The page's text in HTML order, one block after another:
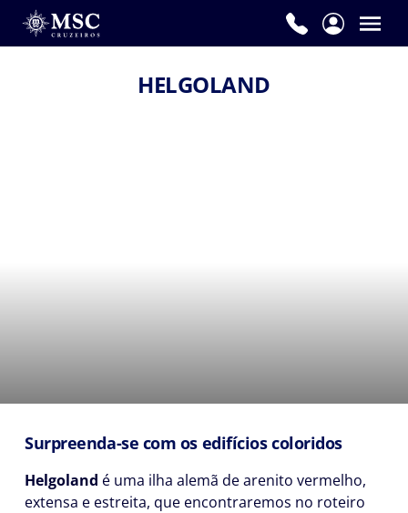
HELGOLAND
Surpreenda-se com os edifícios coloridos
Helgoland é uma ilha alemã de arenito vermelho,
extensa e estreita, que encontraremos no roteiro